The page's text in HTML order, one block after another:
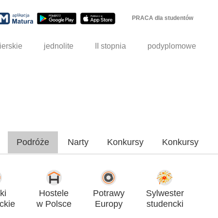
PRACA dla studentów
jednolite II stopnia podyplomowe
Podróże Narty Konkursy Konkursy
Hostele
w Polsce
Potrawy
Europy
Sylwester
studencki